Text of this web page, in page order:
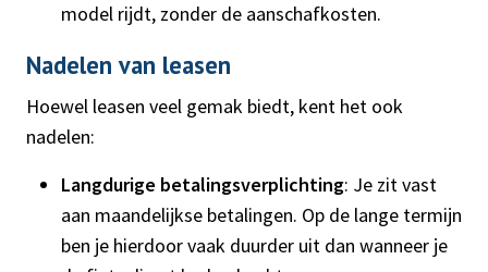
model rijdt, zonder de aanschafkosten.
Nadelen van leasen
Hoewel leasen veel gemak biedt, kent het ook
nadelen:
Langdurige betalingsverplichting: Je zit vast
aan maandelijkse betalingen. Op de lange termijn
ben je hierdoor vaak duurder uit dan wanneer je